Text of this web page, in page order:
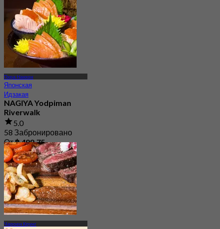
Пхра Накхон
Японская
Идзакая
NAGIYA Yodpiman
Riverwalk
5.0
58 Забронировано
От฿ 499.75
Чароен Крунг